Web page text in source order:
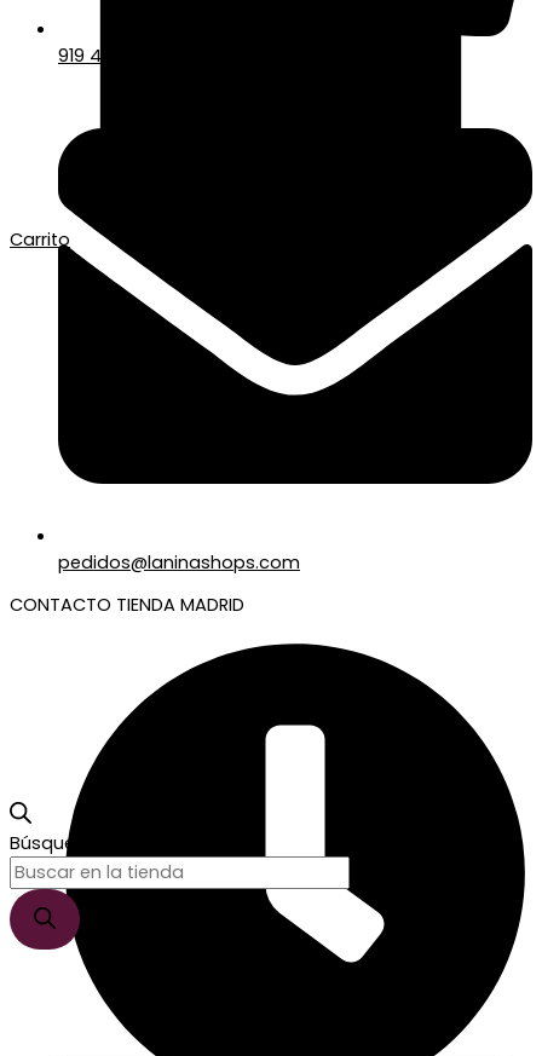
Carrito
Búsqueda de productos
919 417 678
pedidos@laninashops.com
CONTACTO TIENDA MADRID